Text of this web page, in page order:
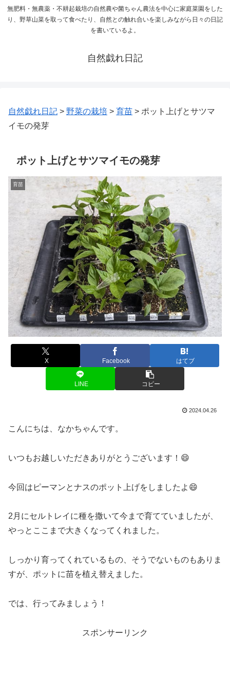
無肥料・無農薬・不耕起栽培の自然農や菌ちゃん農法を中心に家庭菜園をした
り、野草山菜を取って食べたり、自然との触れ合いを楽しみながら日々の日記
を書いているよ。
自然戯れ日記
自然戯れ日記 > 野菜の栽培 > 育苗 > ポット上げとサツマ
イモの発芽
ポット上げとサツマイモの発芽
育苗
X Facebook はてブ
LINE コピー
2024.04.26
こんにちは、なかちゃんです。
いつもお越しいただきありがとうございます！😄
今回はピーマンとナスのポット上げをしましたよ😄
2月にセルトレイに種を撒いて今まで育てていましたが、
やっとここまで大きくなってくれました。
しっかり育ってくれているもの、そうでないものもありま
すが、ポットに苗を植え替えました。
では、行ってみましょう！
スポンサーリンク